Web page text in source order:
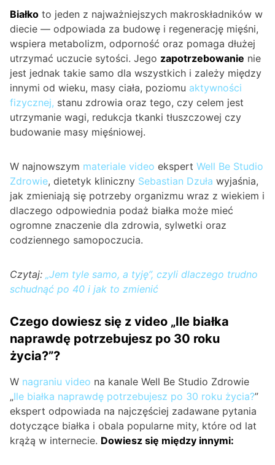
Białko to jeden z najważniejszych makroskładników w
diecie — odpowiada za budowę i regenerację mięśni,
wspiera metabolizm, odporność oraz pomaga dłużej
utrzymać uczucie sytości. Jego zapotrzebowanie nie
jest jednak takie samo dla wszystkich i zależy między
innymi od wieku, masy ciała, poziomu aktywności
fizycznej, stanu zdrowia oraz tego, czy celem jest
utrzymanie wagi, redukcja tkanki tłuszczowej czy
budowanie masy mięśniowej.
W najnowszym materiale video ekspert Well Be Studio
Zdrowie, dietetyk kliniczny Sebastian Dzuła wyjaśnia,
jak zmieniają się potrzeby organizmu wraz z wiekiem i
dlaczego odpowiednia podaż białka może mieć
ogromne znaczenie dla zdrowia, sylwetki oraz
codziennego samopoczucia.
Czytaj: „Jem tyle samo, a tyję”, czyli dlaczego trudno
schudnąć po 40 i jak to zmienić
Czego dowiesz się z video „Ile białka
naprawdę potrzebujesz po 30 roku
życia?”?
W nagraniu video na kanale Well Be Studio Zdrowie
„Ile białka naprawdę potrzebujesz po 30 roku życia?”
ekspert odpowiada na najczęściej zadawane pytania
dotyczące białka i obala popularne mity, które od lat
krążą w internecie. Dowiesz się między innymi: